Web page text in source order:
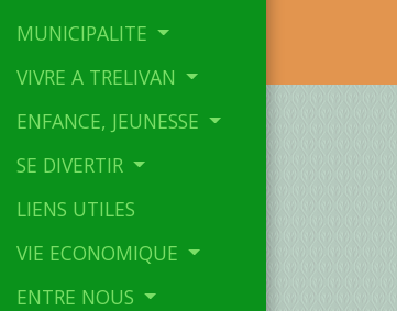
MUNICIPALITE
VIVRE A TRELIVAN
ENFANCE, JEUNESSE
SE DIVERTIR
LIENS UTILES
VIE ECONOMIQUE
ENTRE NOUS